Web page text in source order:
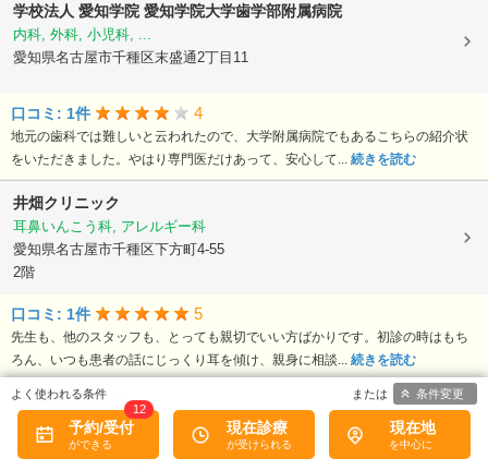
学校法人 愛知学院愛知学院大学歯学部附属病院
内科, 外科, 小児科, ...
愛知県名古屋市千種区末盛通2丁目11
口コミ: 1件 4
地元の歯科では難しいと云われたので、大学附属病院でもあるこちらの紹介状
をいただきました。やはり専門医だけあって、安心して... 続きを読む
井畑クリニック
耳鼻いんこう科, アレルギー科
愛知県名古屋市千種区下方町4-55
2階
口コミ: 1件 5
先生も、他のスタッフも、とっても親切でいい方ばかりです。初診の時はもち
ろん、いつも患者の話にじっくり耳を傾け、親身に相談... 続きを読む
星が丘耳鼻咽喉科
耳鼻いんこう科, 小児耳鼻いんこう科, アレルギー科
愛知県名古屋市千種区星が丘元町14-4
予約/受付
12
現在診療 現在地
条件変更